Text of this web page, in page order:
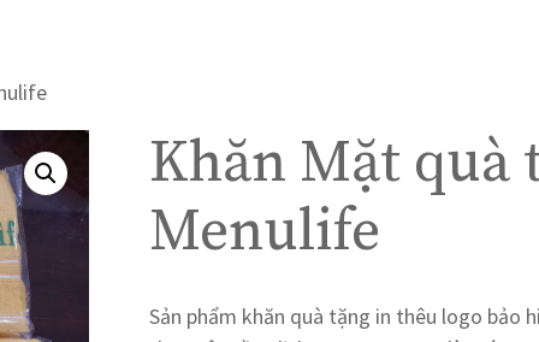
Khăn Mặt quà
Menulife
Sản phẩm khăn quà tặng in thêu logo bảo